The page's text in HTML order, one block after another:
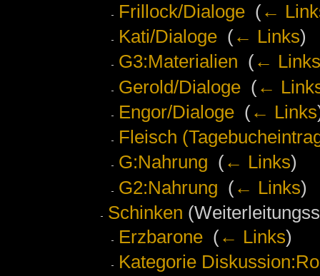
Frillock/Dialoge‎ (←
Kati/Dialoge‎ (← Links)
G3:Materialien (← Links
Gerold/Dialoge‎ (←
Engor/Dialoge‎ (← Links
Fleisch
G:Nahrung (← Links)
G2:Nahrung (← Links)
Schinken
Erzbarone‎ (← Links)
Kategorie